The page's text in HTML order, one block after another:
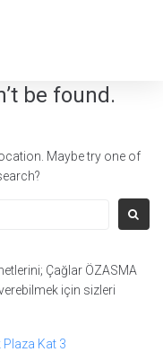
be found.
Maybe try one of
Çağlar ÖZASMA
için sizleri
Plaza Kat 3